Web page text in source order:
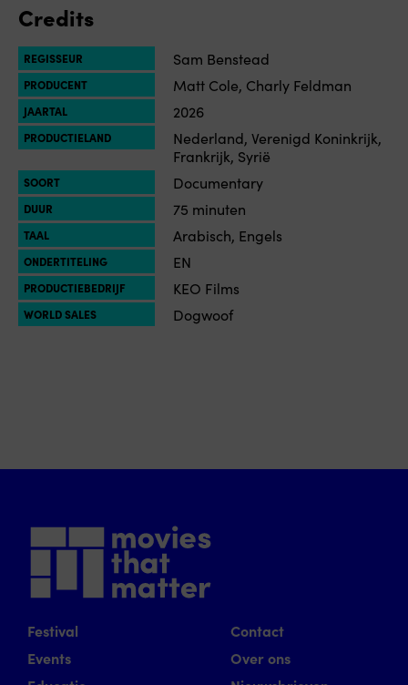
Credits
REGISSEUR Sam Benstead
PRODUCENT Matt Cole, Charly Feldman
JAARTAL 2026
PRODUCTIELAND
Nederland, Verenigd Koninkrijk,
Frankrijk, Syrië
SOORT Documentary
DUUR 75 minuten
TAAL Arabisch, Engels
ONDERTITELING EN
PRODUCTIEBEDRIJF KEO Films
WORLD SALES Dogwoof
Festival
Events
Contact
Over ons